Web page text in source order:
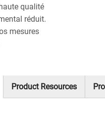
qualité
réduit.
mesures
Product Resources